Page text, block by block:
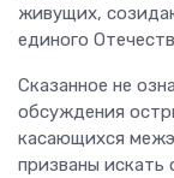
живущих,
единого
Сказанное не
обсуждения
касающихся
призваны искать